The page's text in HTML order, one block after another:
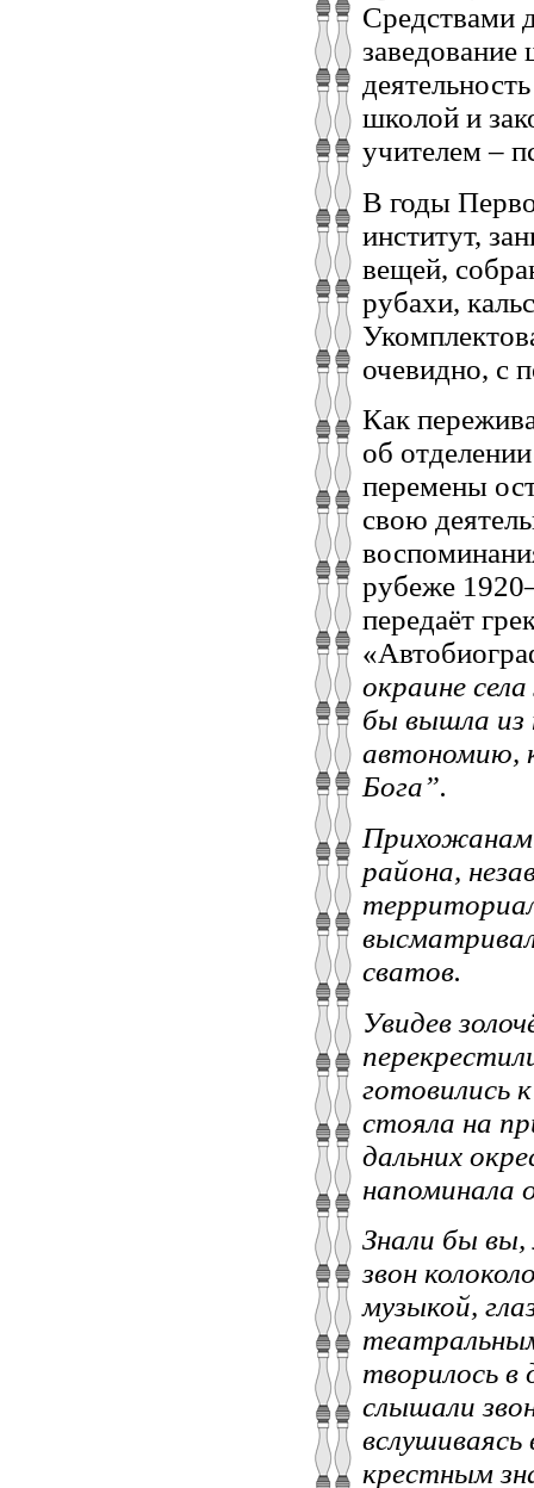
Средствами
школой и
учителем –
В годы
институт,
вещей,
рубахи,
очевидно, с
Как
об
перемены
свою
рубеже
передаёт
окраине
бы вышла из
автономию,
Бога”.
района,
сватов.
Увидев
готовились
стояла на
дальних
напоминала
Знали бы вы,
звон
музыкой,
творилось в
слышали
вслушиваясь
крестным